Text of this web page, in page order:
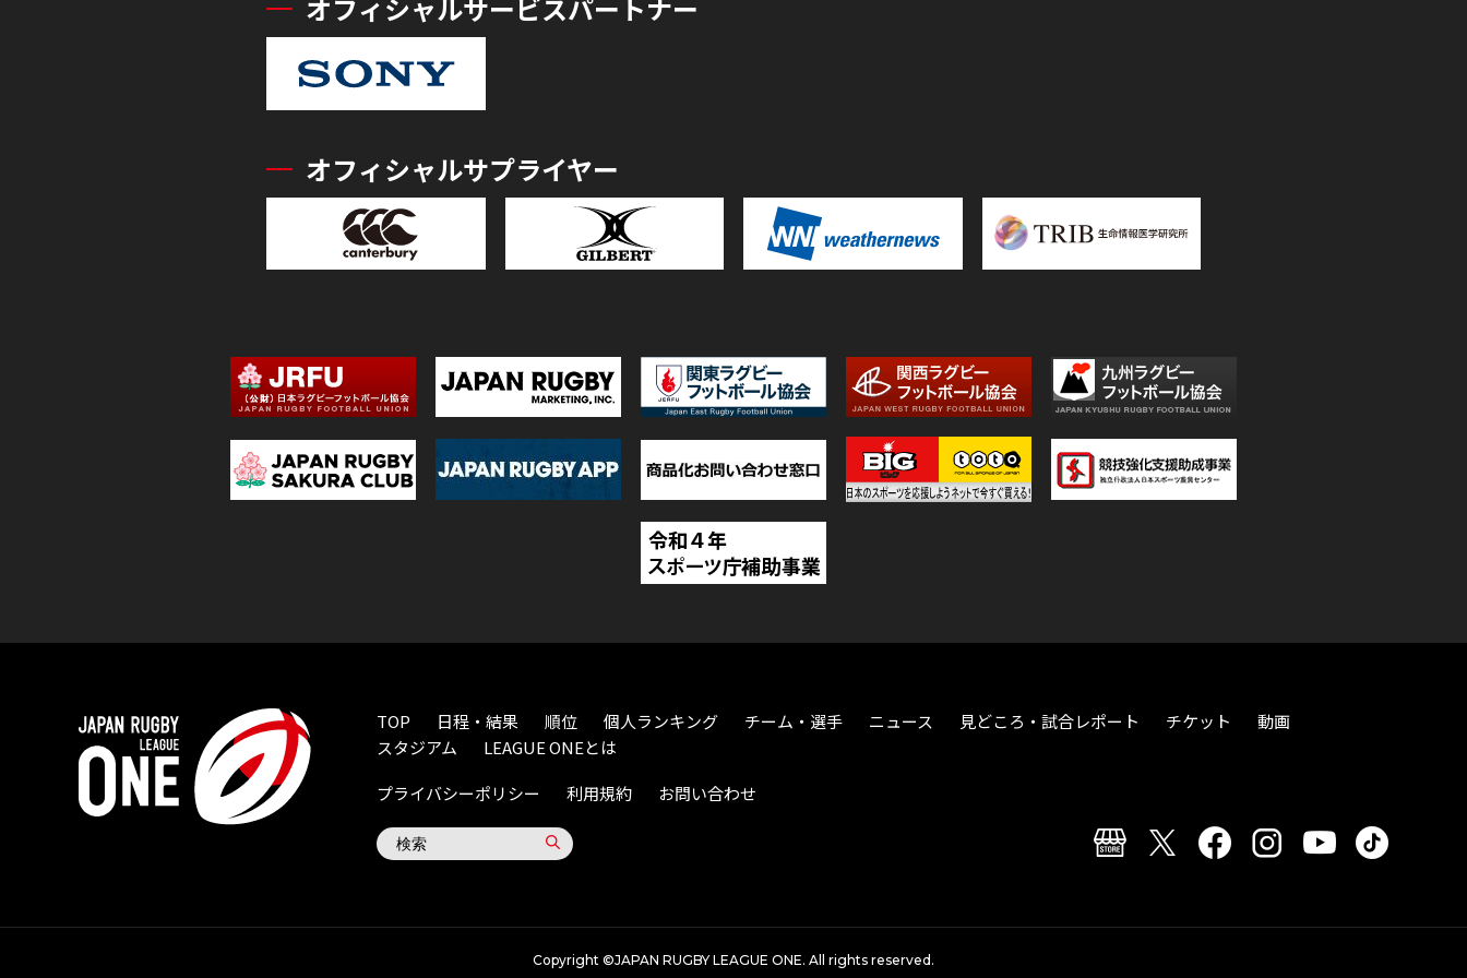
オフィシャルサービスパートナー
オフィシャルサプライヤー
TOP 日程・結果 順位 個人ランキング チーム・選手 ニュース 見どころ・試合レポート チケット
動画
スタジアム
LEAGUE ONEとは
プライバシーポリシー
利用規約 お問い合わせ
Copyright ©JAPAN RUGBY LEAGUE ONE. All rights reserved.